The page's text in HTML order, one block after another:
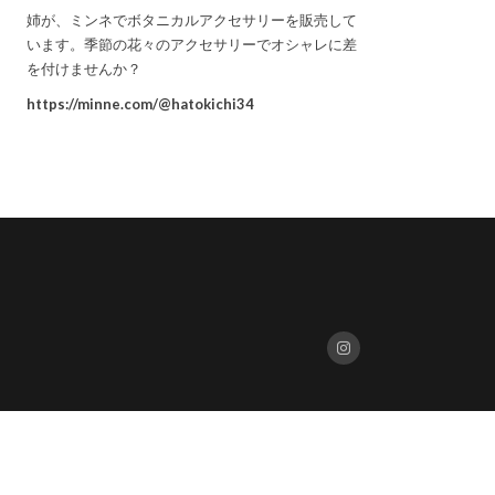
姉が、ミンネでボタニカルアクセサリーを販売して
います。季節の花々のアクセサリーでオシャレに差
を付けませんか？
https://minne.com/@hatokichi34